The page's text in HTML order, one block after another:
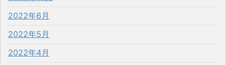
2022年6月
2022年5月
2022年4月